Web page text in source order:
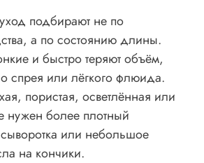
подбирают не по
а по состоянию длины.
и быстро теряют объём,
спрея или лёгкого флюида.
пористая, осветлённая или
нужен более плотный
или небольшое
на кончики.